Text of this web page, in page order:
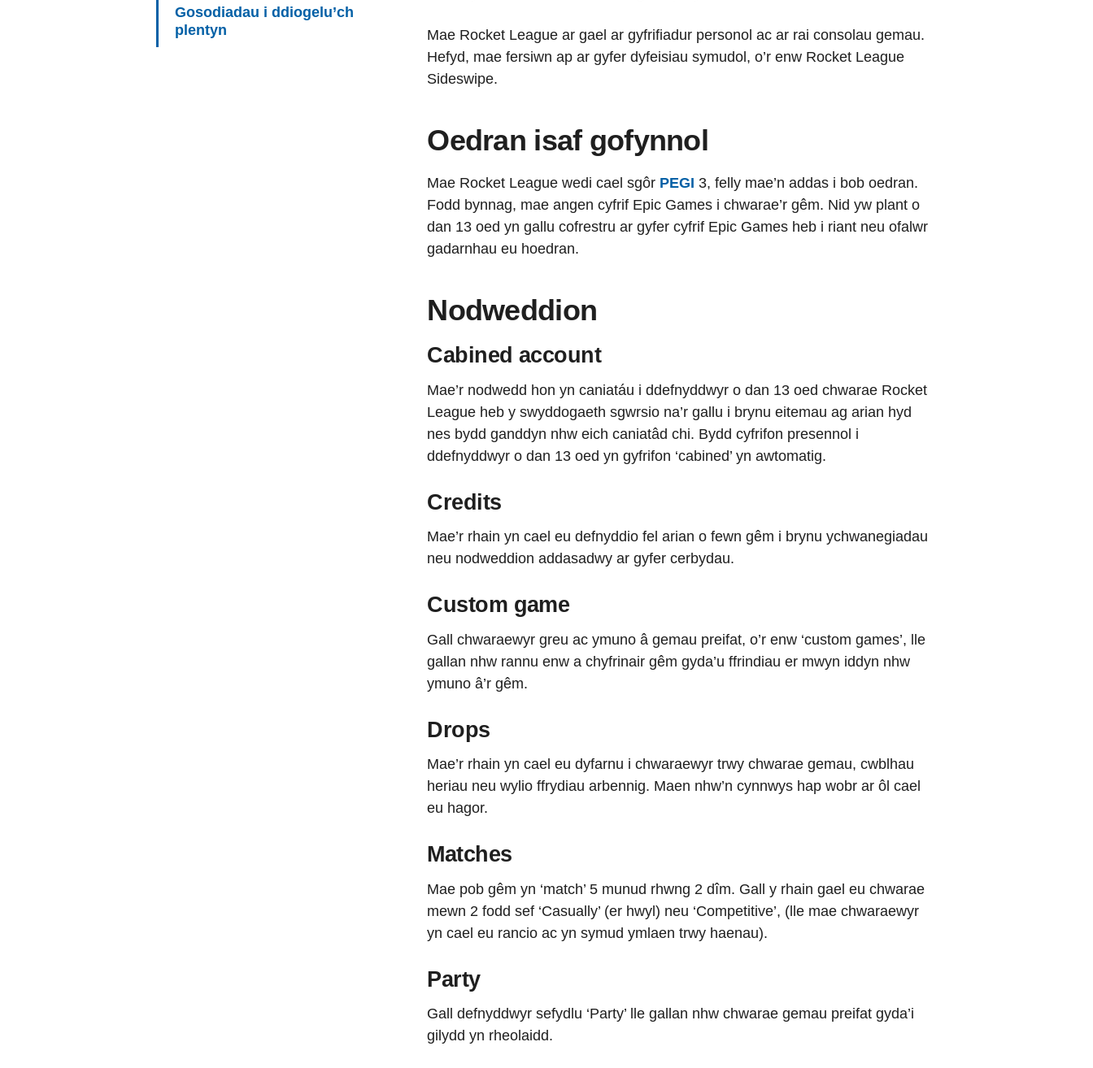
Gosodiadau i ddiogelu’ch
plentyn
Mae Rocket League ar gael ar gyfrifiadur personol ac ar rai consolau gemau.
Hefyd, mae fersiwn ap ar gyfer dyfeisiau symudol, o’r enw Rocket League
Sideswipe.
Oedran isaf gofynnol
Mae Rocket League wedi cael sgôr PEGI 3, felly mae’n addas i bob oedran.
Fodd bynnag, mae angen cyfrif Epic Games i chwarae’r gêm. Nid yw plant o
dan 13 oed yn gallu cofrestru ar gyfer cyfrif Epic Games heb i riant neu ofalwr
gadarnhau eu hoedran.
Nodweddion
Cabined account
Mae’r nodwedd hon yn caniatáu i ddefnyddwyr o dan 13 oed chwarae Rocket
League heb y swyddogaeth sgwrsio na’r gallu i brynu eitemau ag arian hyd
nes bydd ganddyn nhw eich caniatâd chi. Bydd cyfrifon presennol i
ddefnyddwyr o dan 13 oed yn gyfrifon ‘cabined’ yn awtomatig.
Credits
Mae’r rhain yn cael eu defnyddio fel arian o fewn gêm i brynu ychwanegiadau
neu nodweddion addasadwy ar gyfer cerbydau.
Custom game
Gall chwaraewyr greu ac ymuno â gemau preifat, o’r enw ‘custom games’, lle
gallan nhw rannu enw a chyfrinair gêm gyda’u ffrindiau er mwyn iddyn nhw
ymuno â’r gêm.
Drops
Mae’r rhain yn cael eu dyfarnu i chwaraewyr trwy chwarae gemau, cwblhau
heriau neu wylio ffrydiau arbennig. Maen nhw’n cynnwys hap wobr ar ôl cael
eu hagor.
Matches
Mae pob gêm yn ‘match’ 5 munud rhwng 2 dîm. Gall y rhain gael eu chwarae
mewn 2 fodd sef ‘Casually’ (er hwyl) neu ‘Competitive’, (lle mae chwaraewyr
yn cael eu rancio ac yn symud ymlaen trwy haenau).
Party
Gall defnyddwyr sefydlu ‘Party’ lle gallan nhw chwarae gemau preifat gyda’i
gilydd yn rheolaidd.